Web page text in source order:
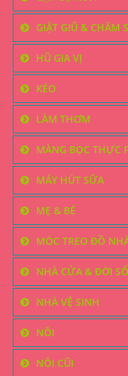
GIẶT GIŨ & CHĂM
HŨ GIA VỊ
KÉO
LÀM THƠM
MÀNG BỌC THỰC
MÁY HÚT SỮA
MẸ & BÉ
MÓC TREO ĐỒ
NHÀ CỬA & ĐỜI
NHÀ VỆ SINH
NÔI
NÔI CŨI